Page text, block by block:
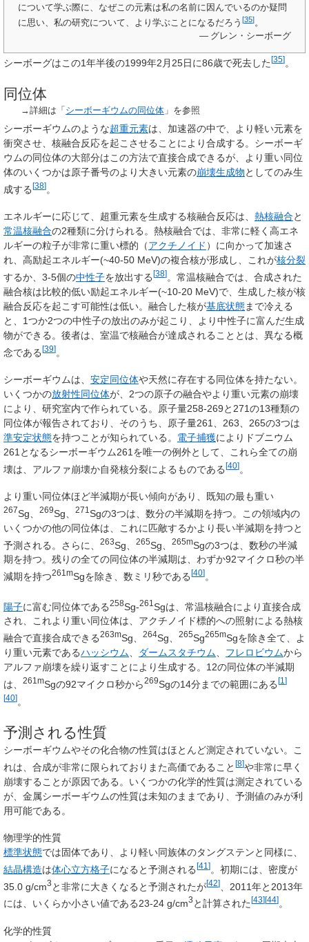
について学ぶ際に、なぜこの元素は私の名前に因んでいるのか疑問
に思い、私の研究について、より学ぶことになるだろう [35]。
— グレン・シーボーグ
シーボーグはこの1年半後の1999年2月25日に86歳で死去した [35] 。
同位体
→詳細は「 シーボーギウムの同位体 」を参照
シーボーギウムのような超重元素は、加速器の中で、より軽い元素を
衝突させ、核融合反応を起こさせることにより合成する。シーボーギ
ウムの同位体の大部分はこの方法で直接合成できるが、より重い同位
体のいくつかは原子番号のより大きい元素の崩壊生成物としてのみ生
成する[38]。
エネルギーに応じて、超重元素を生成する核融合反応は、 熱核融合と
常温核融合の2種類に分けられる。熱核融合では、非常に軽く高エネ
ルギーの粒子が非常に重い標的（アクチノイド ）に向かって加速さ
れ、高励起エネルギー(~40-50 MeV)の複合核が形成し、これが核分裂
するか、3-5個の中性子を放出する[38]。常温核融合では、合成された
融合核は比較的低い励起エネルギー(~10-20 MeV)で、生成した核が核
融合反応を起こす可能性は低い。融合した核が基底状態まで冷える
と、1つか2つの中性子の放出のみが起こり、より中性子に富んだ生成
物ができる。後者は、室温で核融合が達成されることとは、異なる概
念である[39]。
シーボーギウムは、 安定同位体や天然に存在する同位体を持たない。
いくつかの放射性同位体が、2つの原子の融合やより重い元素の崩壊
により、研究室内で作られている。原子量258-269と271の13種類の
同位体が報告されており、そのうち、原子量261、263、265の3つは
準安定状態を持つことが知られている。 電子捕獲によりドブニウム
261となるシーボーギウム261を唯一の例外として、これら全ての崩
壊は、アルファ崩壊か自発核分裂によるものである[40]。
より重い同位体ほど半減期が長い傾向があり、既知の最も重い
267Sg、 269Sg、 271 Sgの3つは、数分の半減期を持つ。この領域内の
いくつかの他の同位体は、これに匹敵するかより長い半減期を持つと
予測される。さらに、
263Sg、 265Sg、 265mSgの3つは、数秒の半減
期を持つ。残りの全ての同位体の半減期は、わずか92マイクロ秒の半
減期を持つ261mSgを除き、数ミリ秒である [40] 。
陽子に富む同位体である258Sg-261 Sgは、常温核融合により直接合成
され、これより重い同位体は、アクチノイド標的への照射による熱核
融合で直接合成できる263mSg、 264Sg、 265Sg265mSgを除き全て、よ
り重い元素であるハッシウム ダームスタチウム フレロビウムから
アルファ崩壊を繰り返すことにより生成する。12の同位体の半減期
は、
261mSgの92マイクロ秒から269Sgの14分までの範囲にある[1 ]
[40]。
予測される性質
シーボーギウムやその化合物の性質はほとんど測定されていない。こ
れは、合成が非常に限られておりまた高価であること [8]や非常に早く
崩壊することが原因である。いくつかの化学的性質は測定されている
が、金属シーボーギウムの性質は未知のままであり、予測値のみが利
用可能である。
物理学的性質
標準状態では固体であり、より軽い同族体のタングステンと同様に、
結晶構造は体心立方格子になると予測される [41 ] 。初期には、密度が
35.0 g/cm3 と非常に大きくなると予測されたが[42]
、2011年と2013年
には、いくらか小さい値である23-24 g/cm3 と計算された [43][44] 。
化学的性質